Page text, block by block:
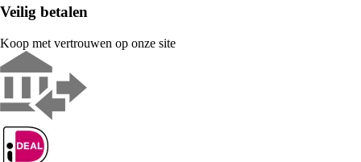
Veilig betalen
Koop met vertrouwen op onze site